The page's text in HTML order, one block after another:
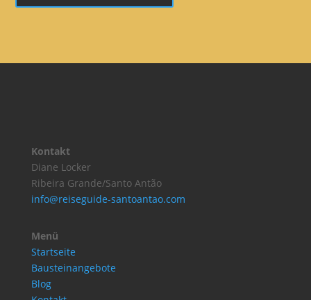
Kontakt
Diane Locker
Ribeira Grande/Santo Antão
info@reiseguide-santoantao.com
Menü
Startseite
Bausteinangebote
Blog